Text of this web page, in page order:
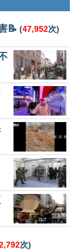
📝 (47,952次)
次)